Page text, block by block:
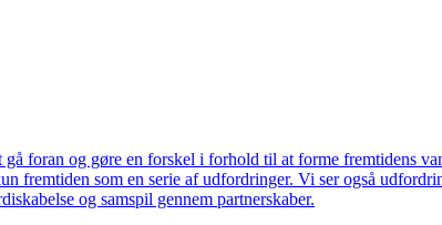
foran og gøre en forskel i forhold til at forme fremtidens
fremtiden som en serie af udfordringer. Vi ser også
og samspil gennem partnerskaber.